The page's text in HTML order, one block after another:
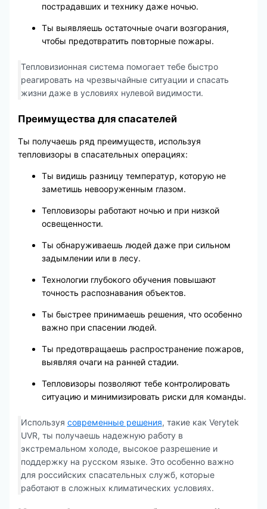
пострадавших и технику даже ночью.
Ты выявляешь остаточные очаги возгорания,
чтобы предотвратить повторные пожары.
Тепловизионная система помогает тебе быстро
реагировать на чрезвычайные ситуации и спасать
жизни даже в условиях нулевой видимости.
Преимущества для спасателей
Ты получаешь ряд преимуществ, используя
тепловизоры в спасательных операциях:
Ты видишь разницу температур, которую не
заметишь невооруженным глазом.
Тепловизоры работают ночью и при низкой
освещенности.
Ты обнаруживаешь людей даже при сильном
задымлении или в лесу.
Технологии глубокого обучения повышают
точность распознавания объектов.
Ты быстрее принимаешь решения, что особенно
важно при спасении людей.
Ты предотвращаешь распространение пожаров,
выявляя очаги на ранней стадии.
Тепловизоры позволяют тебе контролировать
ситуацию и минимизировать риски для команды.
Используя современные решения, такие как Verytek
UVR, ты получаешь надежную работу в
экстремальном холоде, высокое разрешение и
поддержку на русском языке. Это особенно важно
для российских спасательных служб, которые
работают в сложных климатических условиях.